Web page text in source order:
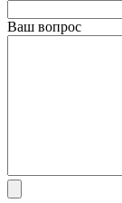
Ваш вопрос